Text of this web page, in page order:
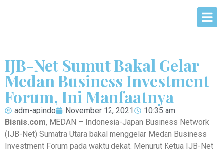
IJB-Net Sumut Bakal Gelar
Medan Business Investment
Forum, Ini Manfaatnya
adm-apindo November 12, 2021
10:35 am
Bisnis.com, MEDAN – Indonesia-Japan Business Network
(IJB-Net) Sumatra Utara bakal menggelar Medan Business
Investment Forum pada waktu dekat. Menurut Ketua IJB-Net